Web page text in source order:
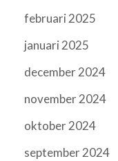
februari 2025
januari 2025
december 2024
november 2024
oktober 2024
september 2024